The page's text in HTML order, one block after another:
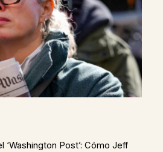
‘Washington Post’: Cómo Jeff